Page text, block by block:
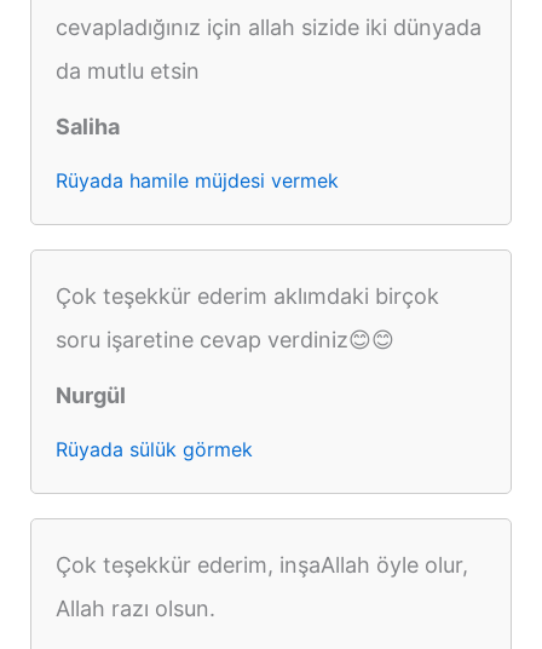
cevapladığınız için allah sizide iki dünyada
da mutlu etsin
Saliha
Rüyada hamile müjdesi vermek
Çok teşekkür ederim aklımdaki birçok
soru işaretine cevap verdiniz😊😊
Nurgül
Rüyada sülük görmek
Çok teşekkür ederim, inşaAllah öyle olur,
Allah razı olsun.